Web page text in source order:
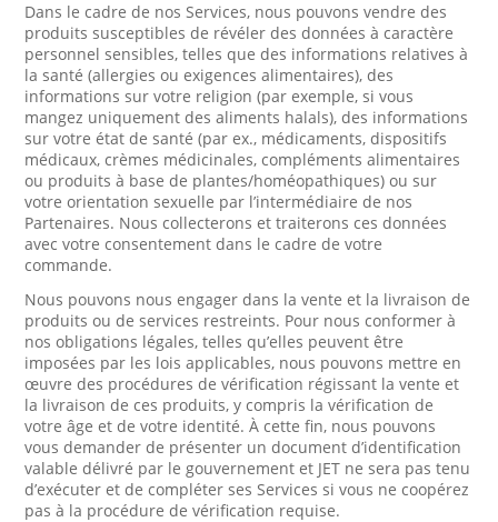
Dans le cadre de nos Services, nous pouvons vendre des
produits susceptibles de révéler des données à caractère
personnel sensibles, telles que des informations relatives à
la santé (allergies ou exigences alimentaires), des
informations sur votre religion (par exemple, si vous
mangez uniquement des aliments halals), des informations
sur votre état de santé (par ex., médicaments, dispositifs
médicaux, crèmes médicinales, compléments alimentaires
ou produits à base de plantes/homéopathiques) ou sur
votre orientation sexuelle par l’intermédiaire de nos
Partenaires. Nous collecterons et traiterons ces données
avec votre consentement dans le cadre de votre
commande.
Nous pouvons nous engager dans la vente et la livraison de
produits ou de services restreints. Pour nous conformer à
nos obligations légales, telles qu’elles peuvent être
imposées par les lois applicables, nous pouvons mettre en
œuvre des procédures de vérification régissant la vente et
la livraison de ces produits, y compris la vérification de
votre âge et de votre identité. À cette fin, nous pouvons
vous demander de présenter un document d’identification
valable délivré par le gouvernement et JET ne sera pas tenu
d’exécuter et de compléter ses Services si vous ne coopérez
pas à la procédure de vérification requise.